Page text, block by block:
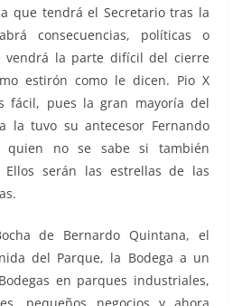
que tendrá el Secretario tras la
consecuencias, políticas o
vendrá la parte difícil del cierre
estirón como le dicen. Pio X
fácil, pues la gran mayoría del
la tuvo su antecesor Fernando
quien no se sabe si también
Ellos serán las estrellas de las
de Bernardo Quintana, el
del Parque, la Bodega a un
en parques industriales,